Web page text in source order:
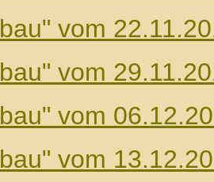
vom
vom
vom
vom